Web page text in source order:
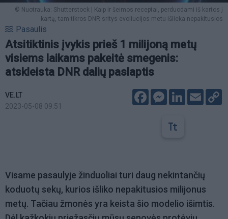
© Nuotrauka: Shutterstock | Kaip ir šeimos receptai, perduodami iš kartos į
kartą, tam tikros DNR sritys evoliucijos metu išlieka nepakitusios
Pasaulis
Atsitiktinis įvykis prieš 1 milijoną metų
visiems laikams pakeitė smegenis:
atskleista DNR dalių paslaptis
VE.LT
2023-05-08 09:51
FacebookMessenger
LinkedIn
Email
Visame pasaulyje žinduoliai turi daug nekintančių
koduotų sekų, kurios išliko nepakitusios milijonus
metų. Tačiau žmonės yra keista šio modelio išimtis.